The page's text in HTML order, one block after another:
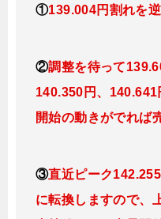
①139.004円割れを
②調整を待って
140.350円、
開始の動きがでれば
③直近ピーク
に転換し ますので、